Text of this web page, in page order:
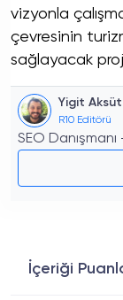
vizyonla
çevresinin
sağlayacak
Yigit Aksüt
R10 Editörü
SEO
İçeriği